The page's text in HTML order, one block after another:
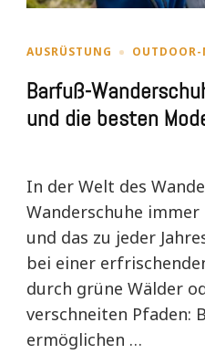
AUSRÜSTUNG OUTDOOR-
Barfuß-
und die besten
In der Welt des
Wanderschuhe
und das zu jeder
bei einer
durch grüne Wälder
verschneiten Pfaden:
ermöglichen …